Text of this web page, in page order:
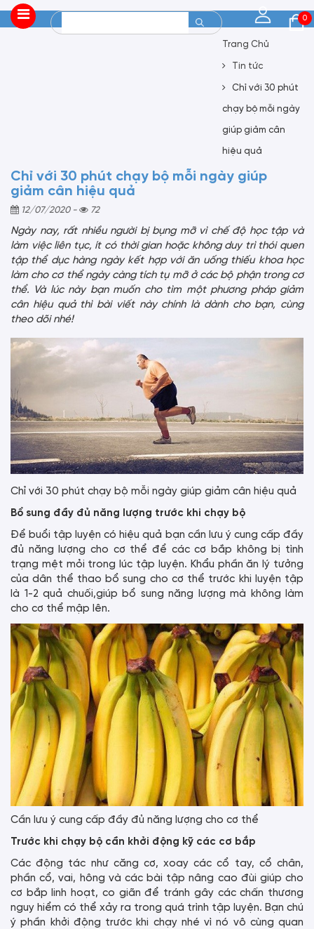
0
Trang Chủ
Tin tức
Chỉ với 30 phút
chạy bộ mỗi ngày
giúp giảm cân
hiệu quả
Chỉ với 30 phút chạy bộ mỗi ngày giúp
giảm cân hiệu quả
12/07/2020 - 72
Ngày nay, rất nhiều người bị bụng mỡ vì chế độ học tập và
làm việc liên tục, ít có thời gian hoặc không duy trì thói quen
tập thể dục hàng ngày kết hợp với ăn uống thiếu khoa học
làm cho cơ thể ngày càng tích tụ mỡ ở các bộ phận trong cơ
thể. Và lúc này bạn muốn cho tìm một phương pháp giảm
cân hiệu quả thì bài viết này chính là dành cho bạn, cùng
theo dõi nhé!
Chỉ với 30 phút chạy bộ mỗi ngày giúp giảm cân hiệu quả
Bổ sung đầy đủ năng lượng trước khi chạy bộ
Để buổi tập luyện có hiệu quả bạn cần lưu ý cung cấp đầy
đủ năng lượng cho cơ thể để các cơ bắp không bị tình
trạng mệt mỏi trong lúc tập luyện. Khẩu phần ăn lý tưởng
của dân thể thao bổ sung cho cơ thể trước khi luyện tập
là 1-2 quả chuối,giúp bổ sung năng lượng mà không làm
cho cơ thể mập lên.
Cần lưu ý cung cấp đầy đủ năng lượng cho cơ thể
Trước khi chạy bộ cần khởi động kỹ các cơ bắp
Các động tác như căng cơ, xoay các cổ tay, cổ chân,
phần cổ, vai, hông và các bài tập nâng cao đùi giúp cho
cơ bắp linh hoạt, co giãn để tránh gây các chấn thương
nguy hiểm có thể xảy ra trong quá trình tập luyện. Bạn chú
ý phần khởi động trước khi chạy nhé vì nó vô cùng quan